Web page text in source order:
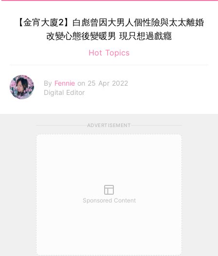
【金宵大廈2】白彪曾因大男人個性險與太太離婚
改變心態後變暖男 現只想過戲癮
Hot Topics
By Fennie on 25 Apr 2022
Digital Editor
ADVERTISEMENT
Sponsored Content